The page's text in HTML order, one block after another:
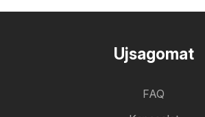
Ujsagomat
FAQ